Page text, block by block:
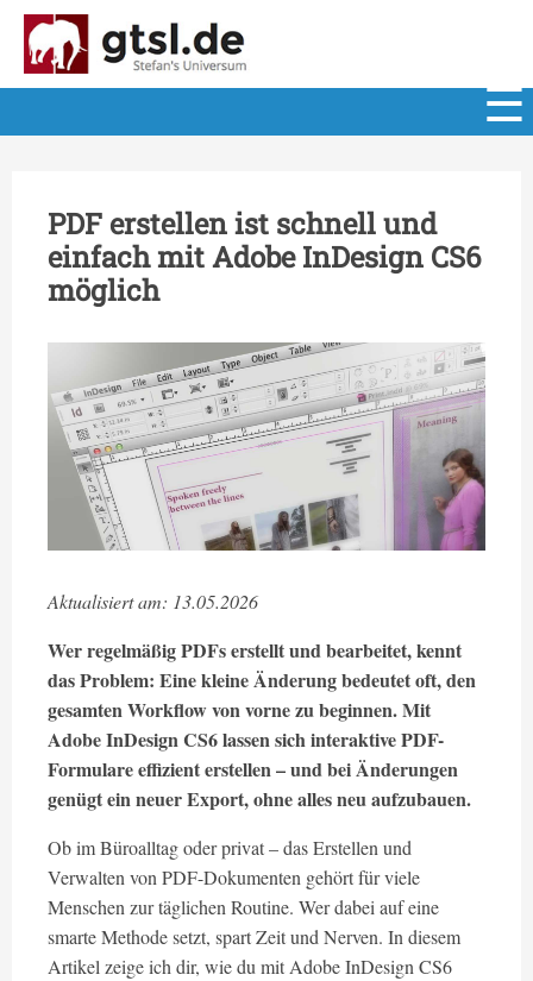
PDF erstellen ist schnell und
einfach mit Adobe InDesign CS6
möglich
Aktualisiert am: 13.05.2026
Wer regelmäßig PDFs erstellt und bearbeitet, kennt
das Problem: Eine kleine Änderung bedeutet oft, den
gesamten Workflow von vorne zu beginnen. Mit
Adobe InDesign CS6 lassen sich interaktive PDF-
Formulare effizient erstellen – und bei Änderungen
genügt ein neuer Export, ohne alles neu aufzubauen.
Ob im Büroalltag oder privat – das Erstellen und
Verwalten von PDF-Dokumenten gehört für viele
Menschen zur täglichen Routine. Wer dabei auf eine
smarte Methode setzt, spart Zeit und Nerven. In diesem
Artikel zeige ich dir, wie du mit Adobe InDesign CS6